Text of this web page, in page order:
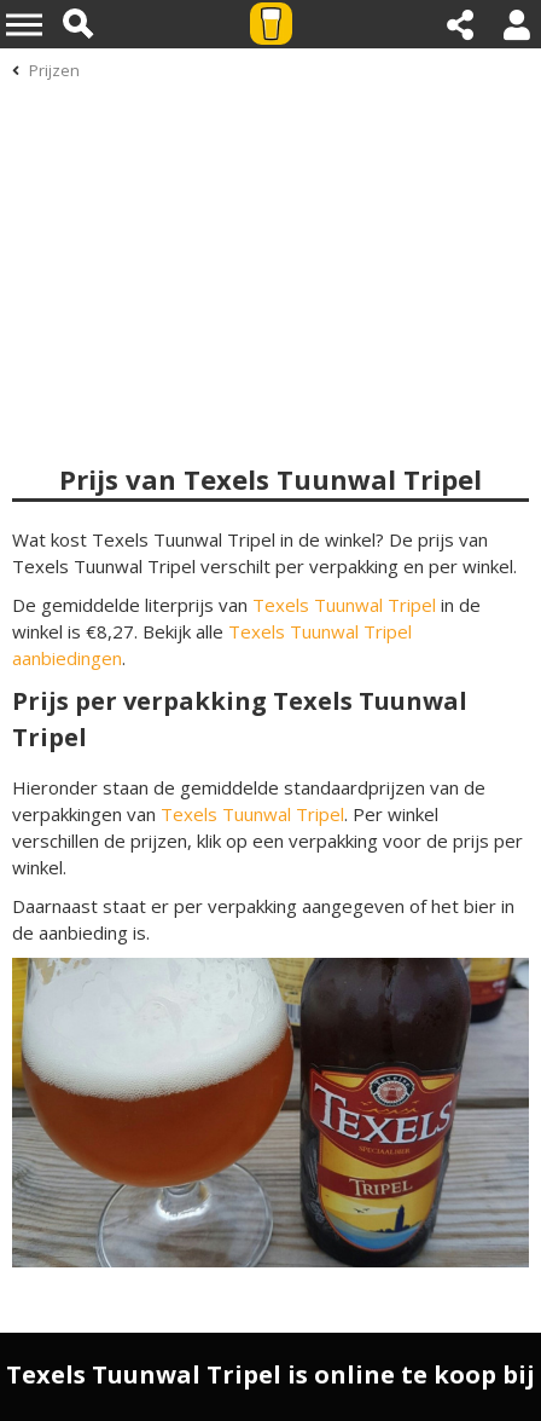
Prijzen
Prijs van Texels Tuunwal Tripel
Wat kost Texels Tuunwal Tripel in de winkel? De prijs van
Texels Tuunwal Tripel verschilt per verpakking en per winkel.
De gemiddelde literprijs van Texels Tuunwal Tripel in de
winkel is €8,27. Bekijk alle Texels Tuunwal Tripel
aanbiedingen.
Prijs per verpakking Texels Tuunwal
Tripel
Hieronder staan de gemiddelde standaardprijzen van de
verpakkingen van Texels Tuunwal Tripel. Per winkel
verschillen de prijzen, klik op een verpakking voor de prijs per
winkel.
Daarnaast staat er per verpakking aangegeven of het bier in
de aanbieding is.
Texels Tuunwal Tripel is online te koop bij